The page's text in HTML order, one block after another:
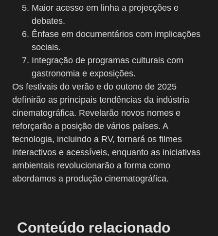
Maior acesso em linha a projecções e
debates.
Ênfase em documentários com implicações
sociais.
Integração de programas culturais com
gastronomia e exposições.
Os festivais do verão e do outono de 2025
definirão as principais tendências da indústria
cinematográfica. Revelarão novos nomes e
reforçarão a posição de vários países. A
tecnologia, incluindo a RV, tornará os filmes
interactivos e acessíveis, enquanto as iniciativas
ambientais revolucionarão a forma como
abordamos a produção cinematográfica.
Conteúdo relacionado